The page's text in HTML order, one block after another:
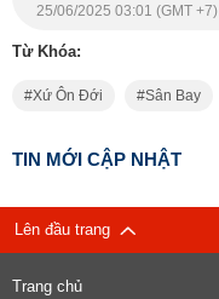
25/06/2025 03:01 (GMT +7)
Từ Khóa:
Xứ Ôn Đới Sân Bay
TIN MỚI CẬP NHẬT
Lên đầu trang
Trang chủ